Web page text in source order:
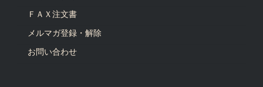
ＦＡＸ注文書
メルマガ登録・解除
お問い合わせ